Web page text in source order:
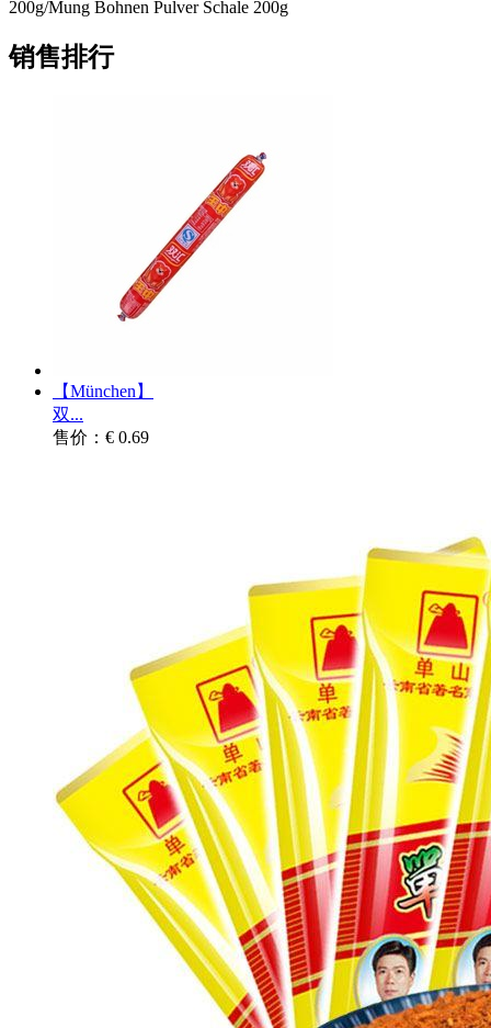
200g/Mung Bohnen Pulver Schale 200g
销售排行
【München】
双...
售价：€ 0.69